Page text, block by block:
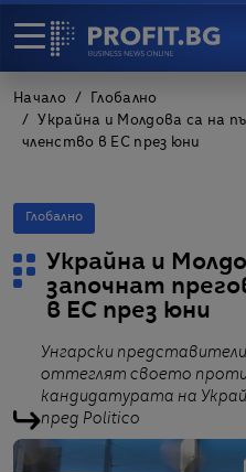
Начало
Глобално
Украйна и Молдова са на
членство в ЕС през юни
Глобално
Украйна и
започнат
в ЕС през юни
Унгарски
оттеглят своето
кандидатурата на
пред Politico